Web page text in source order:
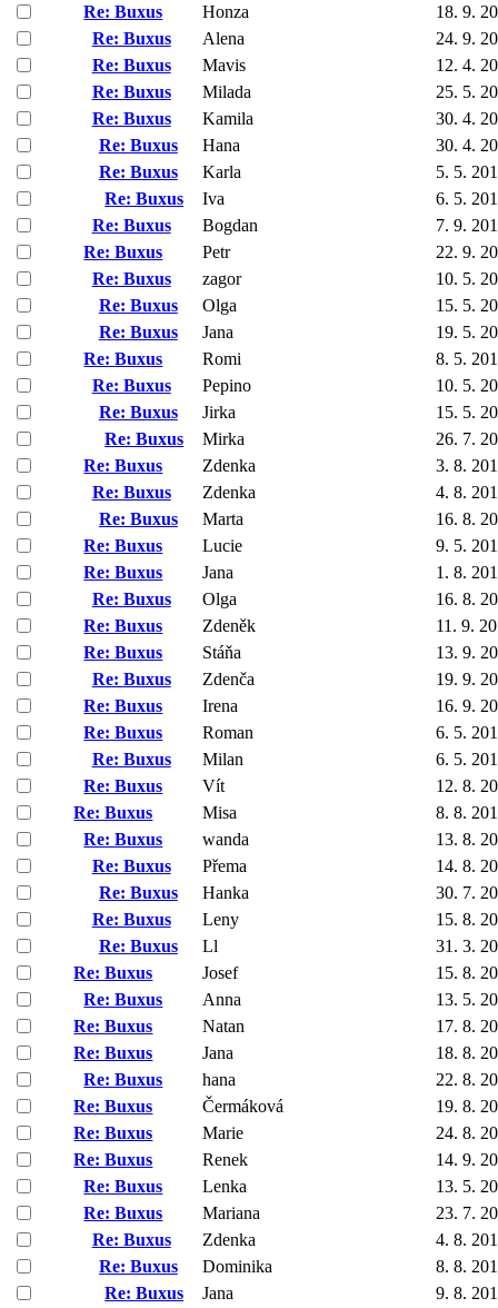
Re: Buxus
Honza
18. 9.
Re: Buxus
Alena
24. 9.
Re: Buxus
Mavis
12. 4.
Re: Buxus
Milada
25. 5.
Re: Buxus
Kamila
30. 4.
Re: Buxus
Hana
30. 4.
Re: Buxus
Karla
5. 5.
Re: Buxus
Iva
6. 5.
Re: Buxus
Bogdan
7. 9.
Re: Buxus
Petr
22. 9.
Re: Buxus
zagor
10. 5.
Re: Buxus
Olga
15. 5.
Re: Buxus
Jana
19. 5.
Re: Buxus
Romi
8. 5.
Re: Buxus
Pepino
10. 5.
Re: Buxus
Jirka
15. 5.
Re: Buxus
Mirka
26. 7.
Re: Buxus
Zdenka
3. 8.
Re: Buxus
Zdenka
4. 8.
Re: Buxus
Marta
16. 8.
Re: Buxus
Lucie
9. 5.
Re: Buxus
Jana
1. 8.
Re: Buxus
Olga
16. 8.
Re: Buxus
Zdeněk
11. 9.
Re: Buxus
Stáňa
13. 9.
Re: Buxus
Zdenča
19. 9.
Re: Buxus
Irena
16. 9.
Re: Buxus
Roman
6. 5.
Re: Buxus
Milan
6. 5.
Re: Buxus
Vít
12. 8.
Re: Buxus
Misa
8. 8.
Re: Buxus
wanda
13. 8.
Re: Buxus
Přema
14. 8.
Re: Buxus
Hanka
30. 7.
Re: Buxus
Leny
15. 8.
Re: Buxus
Ll
31. 3.
Re: Buxus
Josef
15. 8.
Re: Buxus
Anna
13. 5.
Re: Buxus
Natan
17. 8.
Re: Buxus
Jana
18. 8.
Re: Buxus
hana
22. 8.
Re: Buxus
Čermáková
19. 8.
Re: Buxus
Marie
24. 8.
Re: Buxus
Renek
14. 9.
Re: Buxus
Lenka
13. 5.
Re: Buxus
Mariana
23. 7.
Re: Buxus
Zdenka
4. 8.
Re: Buxus
Dominika
8. 8.
Re: Buxus
Jana
9. 8.